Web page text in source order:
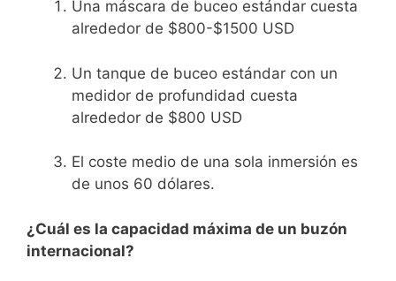
Una máscara de buceo estándar cuesta
alrededor de $800-$1500 USD
Un tanque de buceo estándar con un
medidor de profundidad cuesta
alrededor de $800 USD
El coste medio de una sola inmersión es
de unos 60 dólares.
¿Cuál es la capacidad máxima de un buzón
internacional?